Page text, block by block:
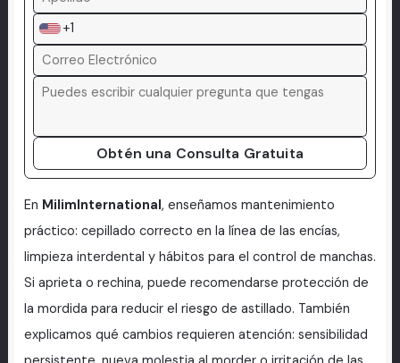
+1
Obtén una Consulta Gratuita
En MilimInternational, enseñamos mantenimiento
práctico: cepillado correcto en la línea de las encías,
limpieza interdental y hábitos para el control de manchas.
Si aprieta o rechina, puede recomendarse protección de
la mordida para reducir el riesgo de astillado. También
explicamos qué cambios requieren atención: sensibilidad